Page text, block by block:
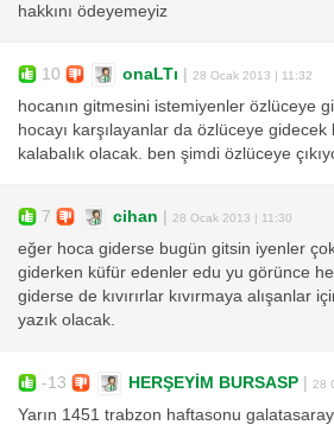
hakkını ödeyemeyiz
10 onaLTı | 28 Ocak 2013 | 11:32
hocanın gitmesini istemiyenler özlüceye
hocayı karşılayanlar da özlüceye gidecek
kalabalık olacak. ben şimdi özlüceye
7 cihan | 28 Ocak 2013 | 11:30
eğer hoca giderse bugün gitsin iyenler
giderken küfür edenler edu yu görünce
giderse de kıvırırlar kıvırmaya alışanlar
yazık olacak.
-13 HERŞEYİM BURSASP | 28
Yarın 1451 trabzon haftasonu